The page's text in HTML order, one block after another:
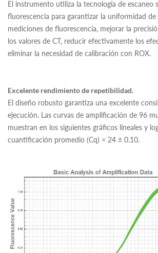
El instrumento utiliza la tecnología de escaneo
fluorescencia para garantizar la uniformidad de
mediciones de fluorescencia, mejorar la
los valores de CT, reducir efectivamente los
eliminar la necesidad de calibración con ROX.
Excelente rendimiento de repetibilidad.
El diseño robusto garantiza una excelente
ejecución. Las curvas de amplificación de 96
muestran en los siguientes gráficos lineales y
cuantificación promedio (Cq) = 24 ± 0.10.